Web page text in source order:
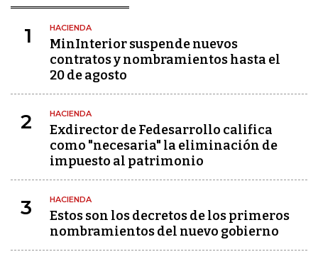
1 HACIENDA
MinInterior suspende nuevos
contratos y nombramientos hasta el
20 de agosto
2 HACIENDA
Exdirector de Fedesarrollo califica
como "necesaria" la eliminación de
impuesto al patrimonio
3 HACIENDA
Estos son los decretos de los primeros
nombramientos del nuevo gobierno